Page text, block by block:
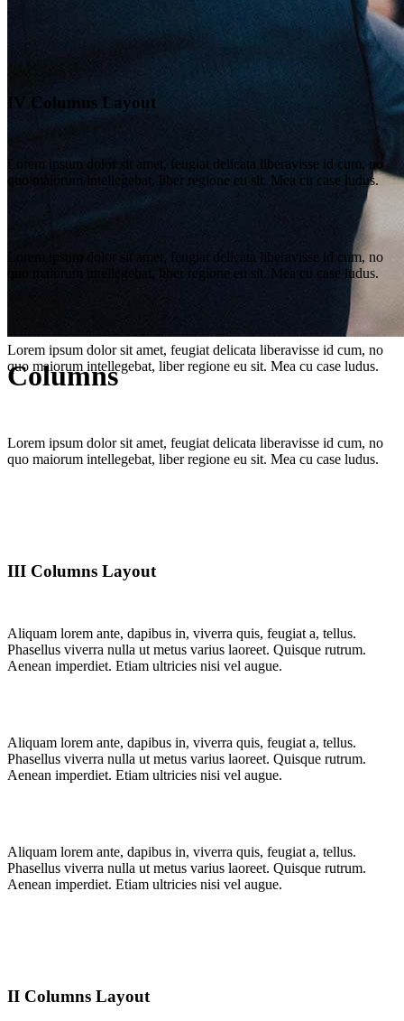
Columns
IV Columns Layout
Lorem ipsum dolor sit amet, feugiat delicata liberavisse id cum, no
quo maiorum intellegebat, liber regione eu sit. Mea cu case ludus.
Lorem ipsum dolor sit amet, feugiat delicata liberavisse id cum, no
quo maiorum intellegebat, liber regione eu sit. Mea cu case ludus.
Lorem ipsum dolor sit amet, feugiat delicata liberavisse id cum, no
quo maiorum intellegebat, liber regione eu sit. Mea cu case ludus.
Lorem ipsum dolor sit amet, feugiat delicata liberavisse id cum, no
quo maiorum intellegebat, liber regione eu sit. Mea cu case ludus.
III Columns Layout
Aliquam lorem ante, dapibus in, viverra quis, feugiat a, tellus.
Phasellus viverra nulla ut metus varius laoreet. Quisque rutrum.
Aenean imperdiet. Etiam ultricies nisi vel augue.
Aliquam lorem ante, dapibus in, viverra quis, feugiat a, tellus.
Phasellus viverra nulla ut metus varius laoreet. Quisque rutrum.
Aenean imperdiet. Etiam ultricies nisi vel augue.
Aliquam lorem ante, dapibus in, viverra quis, feugiat a, tellus.
Phasellus viverra nulla ut metus varius laoreet. Quisque rutrum.
Aenean imperdiet. Etiam ultricies nisi vel augue.
II Columns Layout